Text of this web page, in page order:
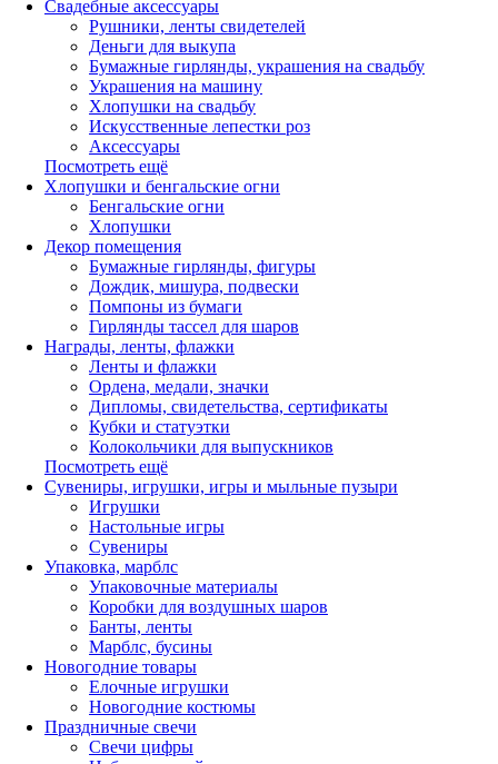
Свадебные аксессуары
Рушники, ленты свидетелей
Деньги для выкупа
Бумажные гирлянды, украшения на свадьбу
Украшения на машину
Хлопушки на свадьбу
Искусственные лепестки роз
Аксессуары
Посмотреть ещё
Хлопушки и бенгальские огни
Бенгальские огни
Хлопушки
Декор помещения
Бумажные гирлянды, фигуры
Дождик, мишура, подвески
Помпоны из бумаги
Гирлянды тассел для шаров
Награды, ленты, флажки
Ленты и флажки
Ордена, медали, значки
Дипломы, свидетельства, сертификаты
Кубки и статуэтки
Колокольчики для выпускников
Посмотреть ещё
Сувениры, игрушки, игры и мыльные пузыри
Игрушки
Настольные игры
Сувениры
Упаковка, марблс
Упаковочные материалы
Коробки для воздушных шаров
Банты, ленты
Марблс, бусины
Новогодние товары
Елочные игрушки
Новогодние костюмы
Праздничные свечи
Свечи цифры